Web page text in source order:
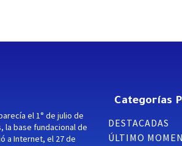
el 1° de julio de
la base fundacional de
a Internet, el 27 de
Categorías
DESTACADAS
ÚLTIMO